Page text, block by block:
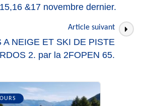
&17 novembre dernier.
Article suivant
A NEIGE ET SKI DE PISTE
2. par la 2FOPEN 65.